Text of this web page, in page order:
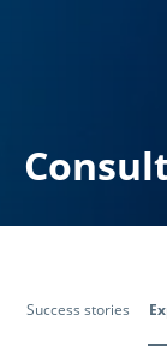
Success stories